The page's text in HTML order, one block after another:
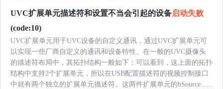
UVC扩展单元描述符和设置不当会引起的设备启动失败
(code:10)
UVC扩展单元用于UVC设备的自定义通讯，通过UVC扩展单元可
以实现一些厂商自定义的通讯和设备特性。在一般的UVC摄像头
的描述符布局中，其拓扑结构一般如下：可以看到，这上面的拓扑
结构中支持2个扩展单元，所以在USB配置描述符的视频控制接口
中就有两个独立的扩展单元描述符。这两件扩展单元的bSource......